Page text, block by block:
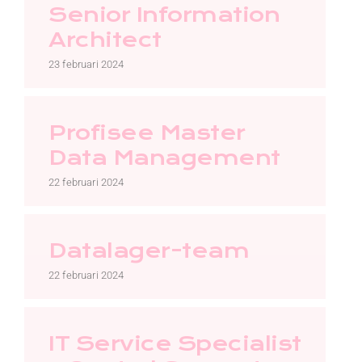
Senior Information
Architect
23 februari 2024
Profisee Master
Data Management
22 februari 2024
Datalager-team
22 februari 2024
IT Service Specialist